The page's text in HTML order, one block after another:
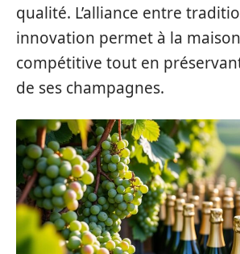
qualité. L’alliance entre
innovation permet à la
compétitive tout en
de ses champagnes.